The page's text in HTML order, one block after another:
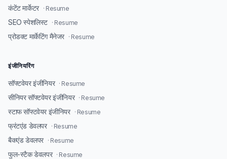
कंटेंट मार्केटर · Resume
SEO स्पेशलिस्ट · Resume
प्रोडक्ट मार्केटिंग मैनेजर · Resume
इंजीनियरिंग
सॉफ्टवेयर इंजीनियर · Resume
सीनियर सॉफ्टवेयर इंजीनियर · Resume
स्टाफ सॉफ्टवेयर इंजीनियर · Resume
फ्रंटएंड डेवलपर · Resume
बैकएंड डेवलपर · Resume
फुल-स्टैक डेवलपर · Resume